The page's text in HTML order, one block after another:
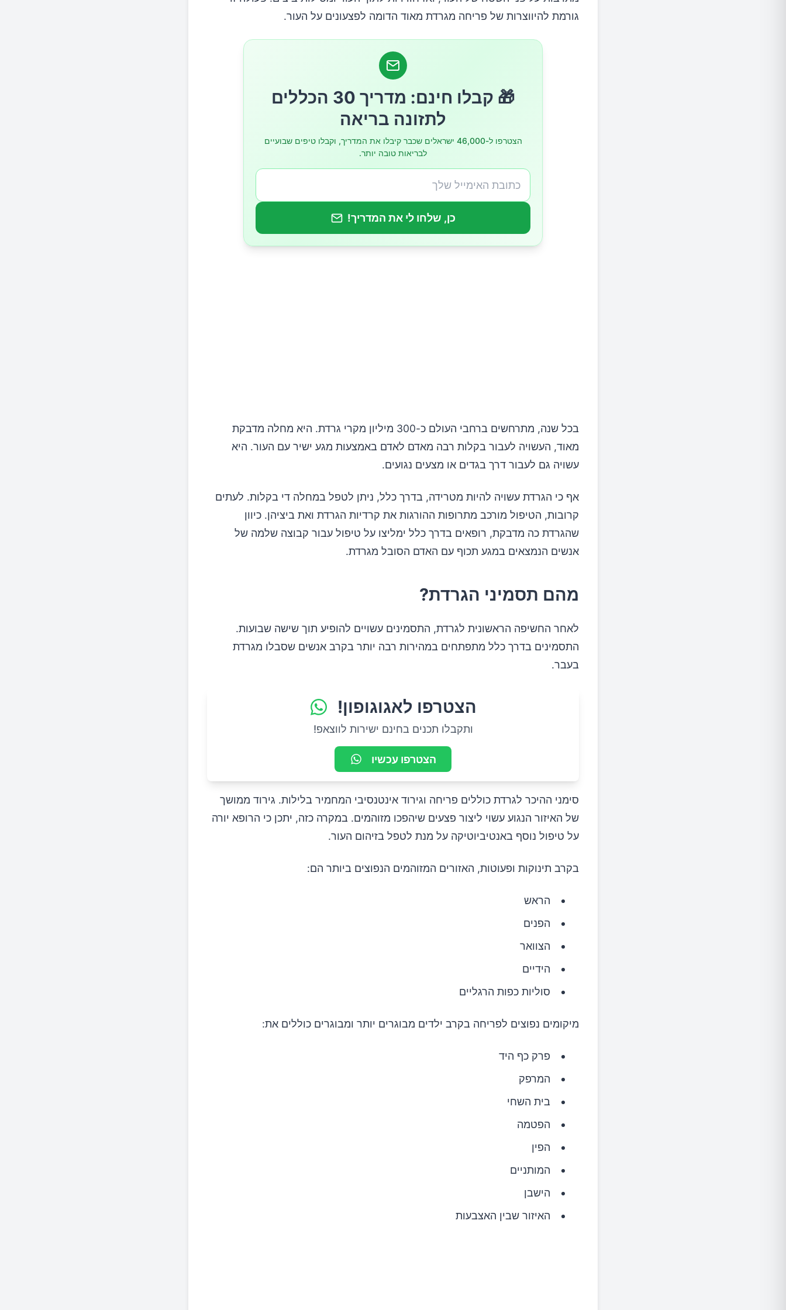
כיצד הגרדת מאובחנת?
כיצד ניתן להפטר מהגרדת?
גורמת להיווצרות של פריחה מגרדת מאוד הדומה לפצעונים על העור.
🎁 קבלו חינם: מדריך 30 הכללים
לתזונה בריאה
הצטרפו ל-46,000 ישראלים שכבר קיבלו את המדריך, וקבלו טיפים שבועיים
לבריאות טובה יותר.
כן, שלחו לי את המדריך!
בכל שנה, מתרחשים ברחבי העולם כ-300 מיליון מקרי גרדת. היא מחלה מדבקת
מאוד, העשויה לעבור בקלות רבה מאדם לאדם באמצעות מגע ישיר עם העור. היא
עשויה גם לעבור דרך בגדים או מצעים נגועים.
אף כי הגרדת עשויה להיות מטרידה, בדרך כלל, ניתן לטפל במחלה די בקלות. לעתים
קרובות, הטיפול מורכב מתרופות ההורגות את קרדיות הגרדת ואת ביציהן. כיוון
שהגרדת כה מדבקת, רופאים בדרך כלל ימליצו על טיפול עבור קבוצה שלמה של
אנשים הנמצאים במגע תכוף עם האדם הסובל מגרדת.
מהם תסמיני הגרדת?
לאחר החשיפה הראשונית לגרדת, התסמינים עשויים להופיע תוך שישה שבועות.
התסמינים בדרך כלל מתפתחים במהירות רבה יותר בקרב אנשים שסבלו מגרדת
בעבר.
הצטרפו לאגוגופון!
ותקבלו תכנים בחינם ישירות לווצאפ!
הצטרפו עכשיו
סימני ההיכר לגרדת כוללים פריחה וגירוד אינטנסיבי המחמיר בלילות. גירוד ממושך
של האיזור הנגוע עשוי ליצור פצעים שיהפכו מזוהמים. במקרה כזה, יתכן כי הרופא יורה
על טיפול נוסף באנטיביוטיקה על מנת לטפל בזיהום העור.
בקרב תינוקות ופעוטות, האזורים המזוהמים הנפוצים ביותר הם:
הראש
הפנים
הצוואר
הידיים
סוליות כפות הרגליים
מיקומים נפוצים לפריחה בקרב ילדים מבוגרים יותר ומבוגרים כוללים את:
פרק כף היד
המרפק
בית השחי
הפטמה
הפין
המותניים
הישבן
האיזור שבין האצבעות